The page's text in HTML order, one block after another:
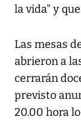
la vida" y
Las mesas
abrieron a
cerrarán
previsto
20.00 hora